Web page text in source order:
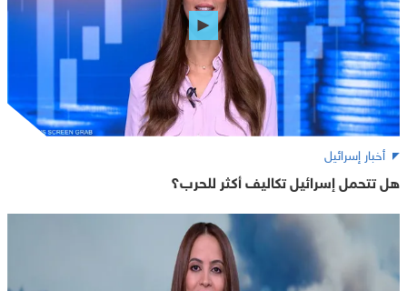
أخبار إسرائيل
هل تتحمل إسرائيل تكاليف أكثر للحرب؟